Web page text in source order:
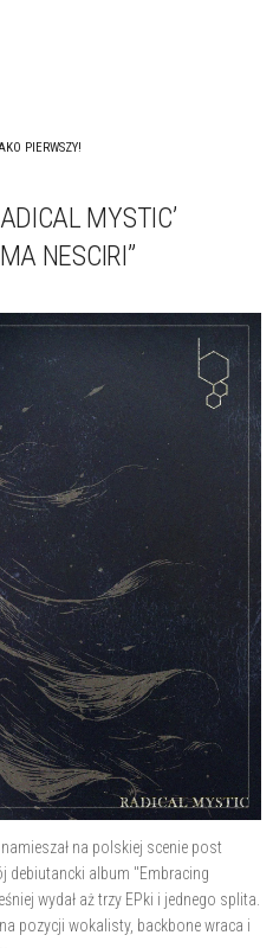
PIERWSZY!
MYSTIC’
NESCIRI”
na polskiej scenie post
debiutancki album "Embracing
wydał aż trzy EPki i jednego splita.
pozycji wokalisty, backbone wraca i